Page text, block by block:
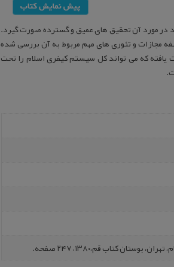
در مورد آن تحقیق های عمیق و گسترده صورت گیرد.
مجازات و تئوری های مهم مربوط به آن بررسی شده
یافته که می تواند کل سیستم کیفری اسلام را تحت
ک‍ت‍اب‌ ق‍م‌،۱۳۸۰، ۲۴۷ صفحه.